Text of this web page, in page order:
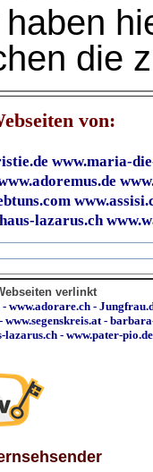
die
von:
www.maria-
lazarus.ch
verlinkt
- www.adorare.ch -
- www.segenskreis.at -
lazarus.ch - www.pater-pio.de